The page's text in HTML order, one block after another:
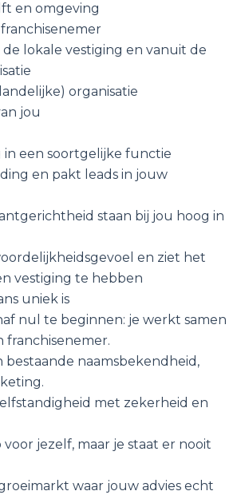
en omgeving
lokale vestiging en vanuit de
organisatie
jou
in een soortgelijke functie
en pakt leads in jouw
staan bij jou hoog in
en ziet het
vestiging te hebben
uniek is
nul te beginnen: je werkt samen
franchisenemer.
naamsbekendheid,
met zekerheid en
jezelf, maar je staat er nooit
waar jouw advies echt